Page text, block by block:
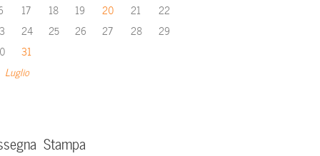
Luglio
17 18 19 20 21
22
24 25 26 27 28
29
31
Stampa